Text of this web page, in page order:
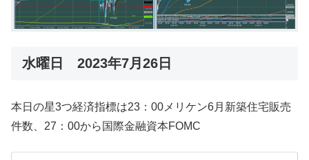
水曜日 2023年7月26日
本日の星3つ経済指標は23：00メリケン6月新築住宅販売
件数、27：00から国際金融資本FOMC